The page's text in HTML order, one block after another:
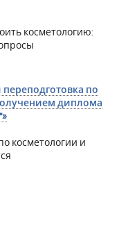
косметологию:
по
диплома
косметологии и